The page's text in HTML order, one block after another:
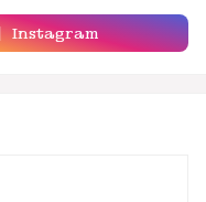
Instagram